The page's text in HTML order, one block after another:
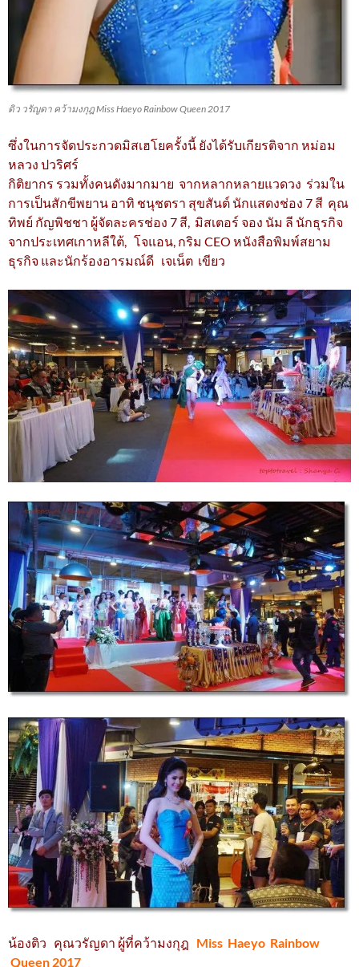
ดิว วรัญดา คว้ามงกุฎ Miss Haeyo Rainbow Queen 2017
ซึ่งในการจัดประกวดมิสเฮโยครั้งนี้ ยังได้รับเกียรติจาก หม่อม
หลวง ปวริศร์
กิติยากร รวมทั้งคนดังมากมาย จากหลากหลายแวดวง ร่วมใน
การเป็นสักขีพยาน อาทิ ชนุชตรา สุขสันต์ นักแสดงช่อง 7 สี คุณ
ทิพย์ กัญพิชชา ผู้จัดละครช่อง 7 สี, มิสเตอร์ จอง นัม ลี นักธุรกิจ
จากประเทศเกาหลีใต้, โจแอน, กริม CEO หนังสือพิมพ์สยาม
ธุรกิจ และนักร้องอารมณ์ดี เจเน็ต เขียว​
น้องติว คุณวรัญดา ผู้ที่คว้ามงกุฎ Miss Haeyo Rainbow
Queen 2017